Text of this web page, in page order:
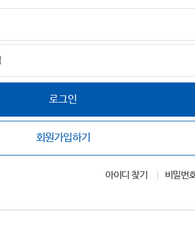
로그인
회원가입하기
아이디 찾기 비밀번